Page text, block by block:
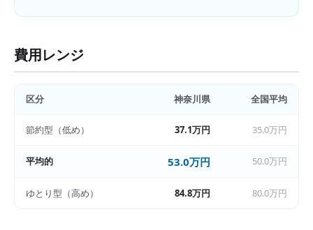
費用レンジ
区分 神奈川県 全国平均
節約型（低め） 37.1万円 35.0万円
平均的 53.0万円 50.0万円
ゆとり型（高め） 84.8万円 80.0万円